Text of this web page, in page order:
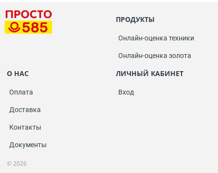
ПРОДУКТЫ
Онлайн-оценка техники
Онлайн-оценка золота
О НАС
Оплата
Доставка
Контакты
Документы
ЛИЧНЫЙ КАБИНЕТ
Вход
© 2026